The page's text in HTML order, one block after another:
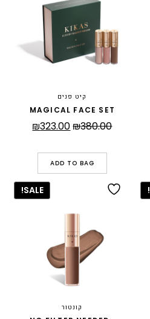
קיט פנים
MAGICAL FACE SET
₪380.00
המחיר
היה:
₪380.00.
₪323.00 המחיר
ADD TO BAG
SALE!
קונטור